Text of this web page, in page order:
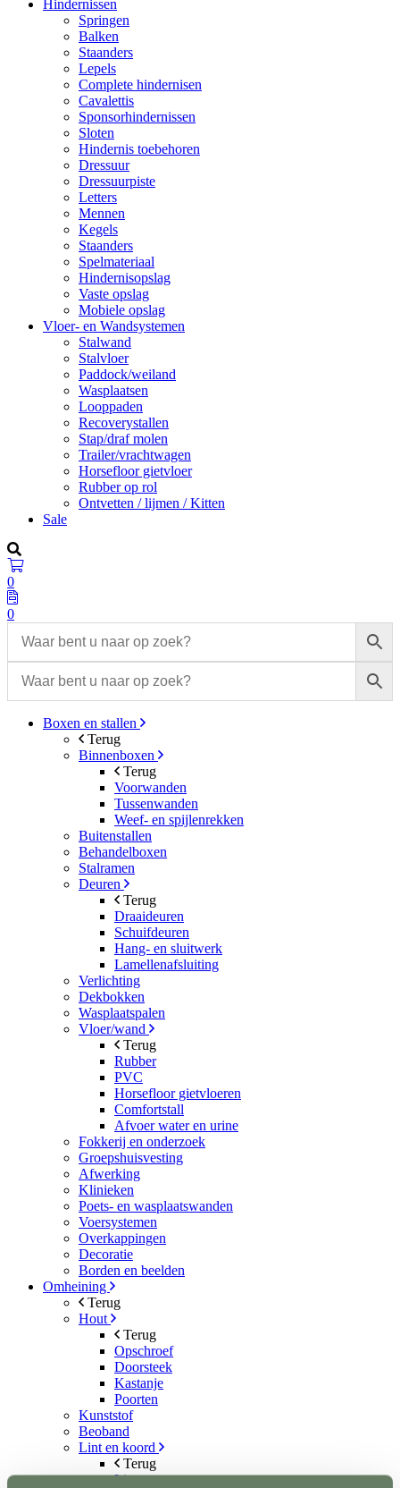
Hindernissen
Springen
Balken
Staanders
Lepels
Complete hindernisen
Cavalettis
Sponsorhindernissen
Sloten
Hindernis toebehoren
Dressuur
Dressuurpiste
Letters
Mennen
Kegels
Staanders
Spelmateriaal
Hindernisopslag
Vaste opslag
Mobiele opslag
Vloer- en Wandsystemen
Stalwand
Stalvloer
Paddock/weiland
Wasplaatsen
Looppaden
Recoverystallen
Stap/draf molen
Trailer/vrachtwagen
Horsefloor gietvloer
Rubber op rol
Ontvetten / lijmen / Kitten
Sale
0
0
Boxen en stallen
Terug
Binnenboxen
Terug
Voorwanden
Tussenwanden
Weef- en spijlenrekken
Buitenstallen
Behandelboxen
Stalramen
Deuren
Terug
Draaideuren
Schuifdeuren
Hang- en sluitwerk
Lamellenafsluiting
Verlichting
Dekbokken
Wasplaatspalen
Vloer/wand
Terug
Rubber
PVC
Horsefloor gietvloeren
Comfortstall
Afvoer water en urine
Fokkerij en onderzoek
Groepshuisvesting
Afwerking
Klinieken
Poets- en wasplaatswanden
Voersystemen
Overkappingen
Decoratie
Borden en beelden
Omheining
Terug
Hout
Terug
Opschroef
Doorsteek
Kastanje
Poorten
Kunststof
Beoband
Lint en koord
Terug
Lint